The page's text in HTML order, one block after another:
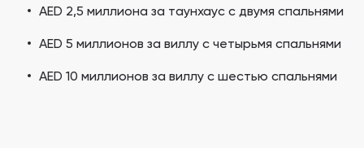
AED 2,5 миллиона за таунхаус с двумя спальнями
AED 5 миллионов за виллу с четырьмя спальнями
AED 10 миллионов за виллу с шестью спальнями